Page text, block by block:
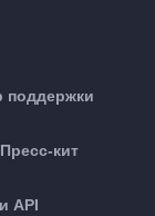
поддержки
Пресс-кит
API